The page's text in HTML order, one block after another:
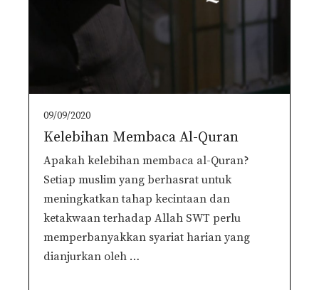
09/09/2020
Kelebihan Membaca Al-Quran
Apakah kelebihan membaca al-Quran?
Setiap muslim yang berhasrat untuk
meningkatkan tahap kecintaan dan
ketakwaan terhadap Allah SWT perlu
memperbanyakkan syariat harian yang
dianjurkan oleh …